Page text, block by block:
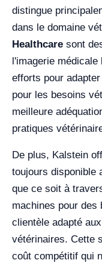
distingue
dans le domaine
Healthcare sont
l'imagerie
efforts pour
pour les besoins
meilleure
pratiques
De plus, Kalstein
toujours disponible
que ce soit à
machines pour
clientèle adapté
vétérinaires. Cette
coût compétitif qui